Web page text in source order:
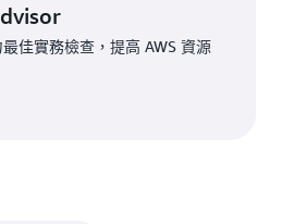
佳實務檢查，提高 AWS 資源